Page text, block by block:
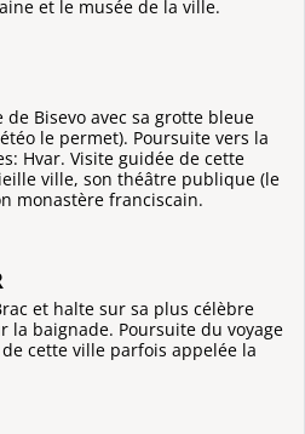
et le musée de la ville.
Bisevo avec sa grotte bleue
le permet). Poursuite vers la
Hvar. Visite guidée de cette
ville, son théâtre publique (le
monastère franciscain.
et halte sur sa plus célèbre
la baignade. Poursuite du voyage
cette ville parfois appelée la